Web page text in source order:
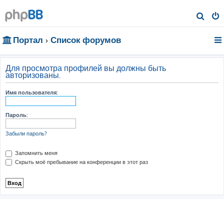
о
Портал Список форумов
Для просмотра профилей вы должны быть
авторизованы.
Имя пользователя:
Пароль:
Забыли пароль?
Запомнить меня
Скрыть моё пребывание на конференции в этот раз